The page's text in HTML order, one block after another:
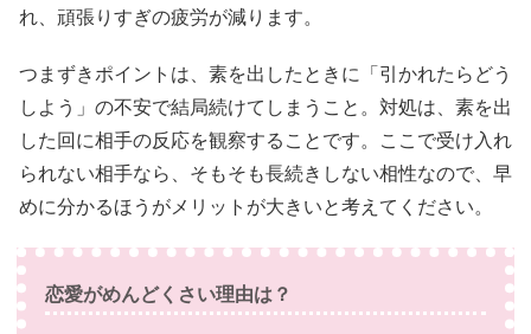
れ、頑張りすぎの疲労が減ります。
つまずきポイントは、素を出したときに「引かれたらどう
しよう」の不安で結局続けてしまうこと。対処は、素を出
した回に相手の反応を観察することです。ここで受け入れ
られない相手なら、そもそも長続きしない相性なので、早
めに分かるほうがメリットが大きいと考えてください。
恋愛がめんどくさい理由は？